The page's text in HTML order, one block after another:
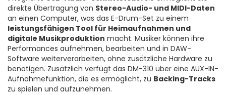
direkte Übertragung von Stereo-Audio- und MIDI-Daten
an einen Computer, was das E-Drum-Set zu einem
leistungsfähigen Tool für Heimaufnahmen und
digitale Musikproduktion macht. Musiker können ihre
Performances aufnehmen, bearbeiten und in DAW-
Software weiterverarbeiten, ohne zusätzliche Hardware zu
benötigen. Zusätzlich verfügt das DM-310 über eine AUX-IN-
Aufnahmefunktion, die es ermöglicht, zu Backing-Tracks
zu spielen und aufzunehmen.